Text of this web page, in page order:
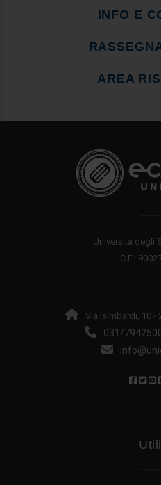
INFO E
AREA
Università degli
C.F.:
Via Isimbardi, 10 -
031/